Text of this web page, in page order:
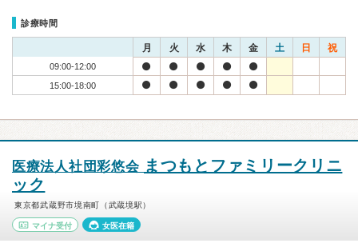
診療時間
月 火 水 木 金 土 日 祝
09:00-12:00
15:00-18:00
医療法人社団彩悠会 まつもとファミリークリニ
ック
東京都武蔵野市境南町（武蔵境駅）
マイナ受付 女医在籍